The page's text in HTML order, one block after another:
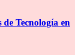
Tecnología en